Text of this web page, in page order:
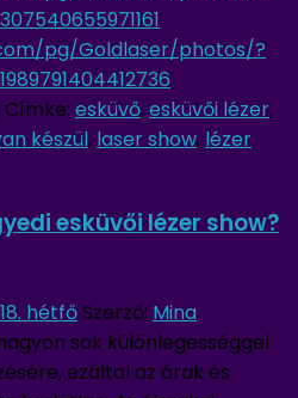
pg/Goldlaser/photos/?
Címke: esküvő,esküvői lézer,
készül, laser show, lézer
esküvői lézer show?
hétfő Szerző: Mina
sok különlegességgel
ezáltal az árak és